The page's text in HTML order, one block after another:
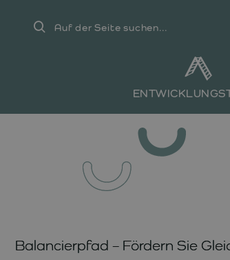
Auf
Balancierpfad – Fördern Sie